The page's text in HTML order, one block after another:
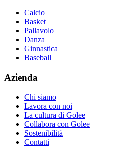
Calcio
Basket
Pallavolo
Danza
Ginnastica
Baseball
Azienda
Chi siamo
Lavora con noi
La cultura di Golee
Collabora con Golee
Sostenibilità
Contatti